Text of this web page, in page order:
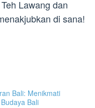
Lawang dan
di sana!
Bali: Menikmati
Bali